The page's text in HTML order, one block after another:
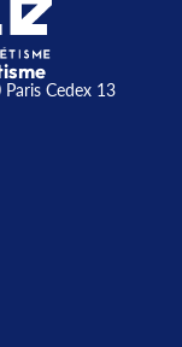
Cedex 13